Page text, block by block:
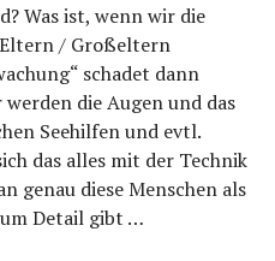
Was ist, wenn wir die
/ Großeltern
schadet dann
die Augen und das
Seehilfen und evtl.
das alles mit der Technik
genau diese Menschen als
Detail gibt …
für Senioren – IFA